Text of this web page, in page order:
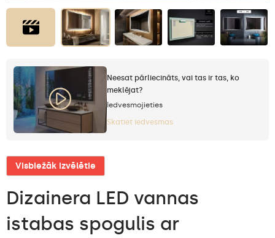
Neesat pārliecināts, vai tas ir tas, ko
meklējat?
Iedvesmojieties
Skatiet iedvesmas
Visbiežāk izvēlētie
Dizainera LED vannas
istabas spogulis ar